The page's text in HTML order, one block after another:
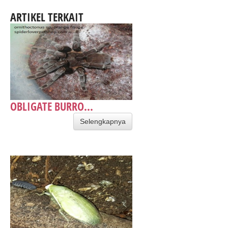
ARTIKEL TERKAIT
OBLIGATE BURRO...
Selengkapnya